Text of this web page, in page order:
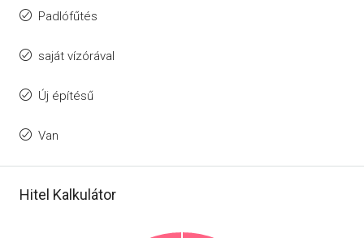
Padlófűtés
saját vízórával
Új építésű
Van
Hitel Kalkulátor